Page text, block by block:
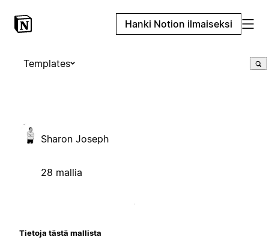
Hanki Notion ilmaiseksi
Templates
Sharon Joseph
28 mallia
Tietoja tästä mallista